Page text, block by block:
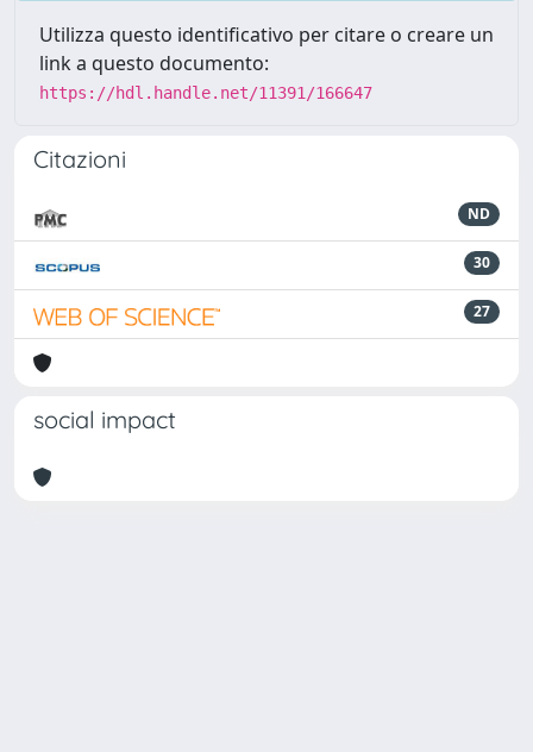
Utilizza questo identificativo per citare o creare un
link a questo documento:
https://hdl.handle.net/11391/166647
Citazioni
ND
30
27
social impact